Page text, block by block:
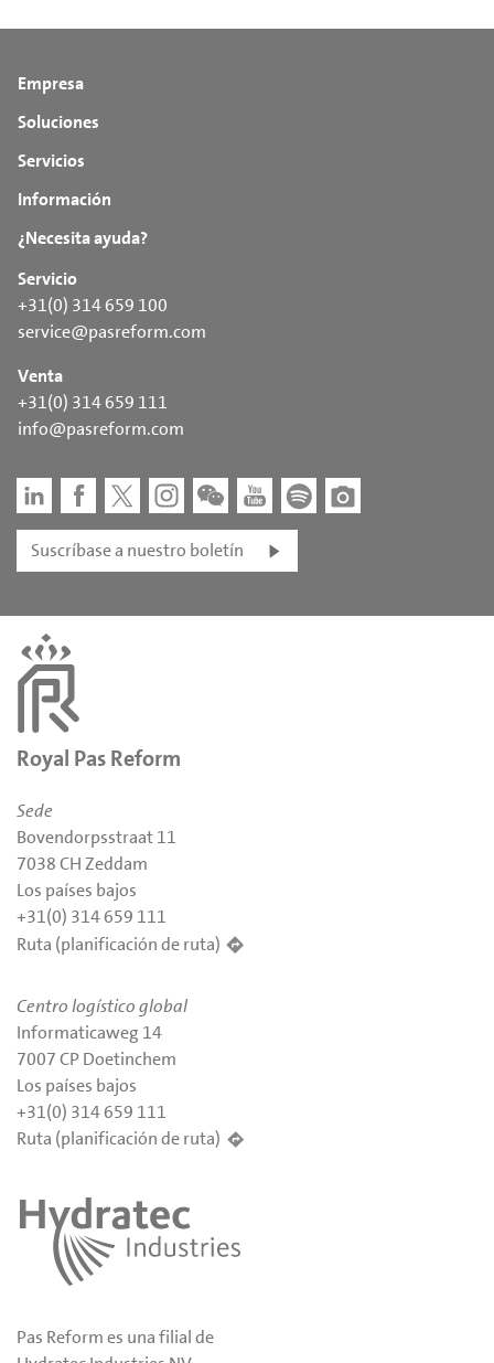
Empresa
Soluciones
Servicios
Información
¿Necesita ayuda?
Servicio
+31(0) 314 659 100
service@pasreform.com
Venta
+31(0) 314 659 111
info@pasreform.com
Suscríbase a nuestro boletín
Royal Pas Reform
Sede
Bovendorpsstraat 11
7038 CH Zeddam
Los países bajos
+31(0) 314 659 111
Ruta (planificación de ruta)
Centro logístico global
Informaticaweg 14
7007 CP Doetinchem
Los países bajos
+31(0) 314 659 111
Ruta (planificación de ruta)
Pas Reform es una filial de